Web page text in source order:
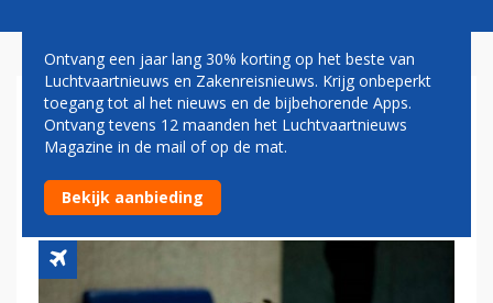
STAATSSECRETARIS DIJKSMA
STAAT TWEEDE A380
EMIRATES TOE OP SCHIPHOL
Ontvang een jaar lang 30% korting op het beste van
Luchtvaartnieuws en Zakenreisnieuws. Krijg onbeperkt
toegang tot al het nieuws en de bijbehorende Apps.
Ontvang tevens 12 maanden het Luchtvaartnieuws
Magazine in de mail of op de mat.
Bekijk aanbieding